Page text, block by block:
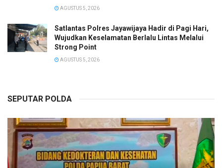
AGUSTUS 5, 2026
Satlantas Polres Jayawijaya Hadir di Pagi Hari,
Wujudkan Keselamatan Berlalu Lintas Melalui
Strong Point
AGUSTUS 5, 2026
SEPUTAR POLDA